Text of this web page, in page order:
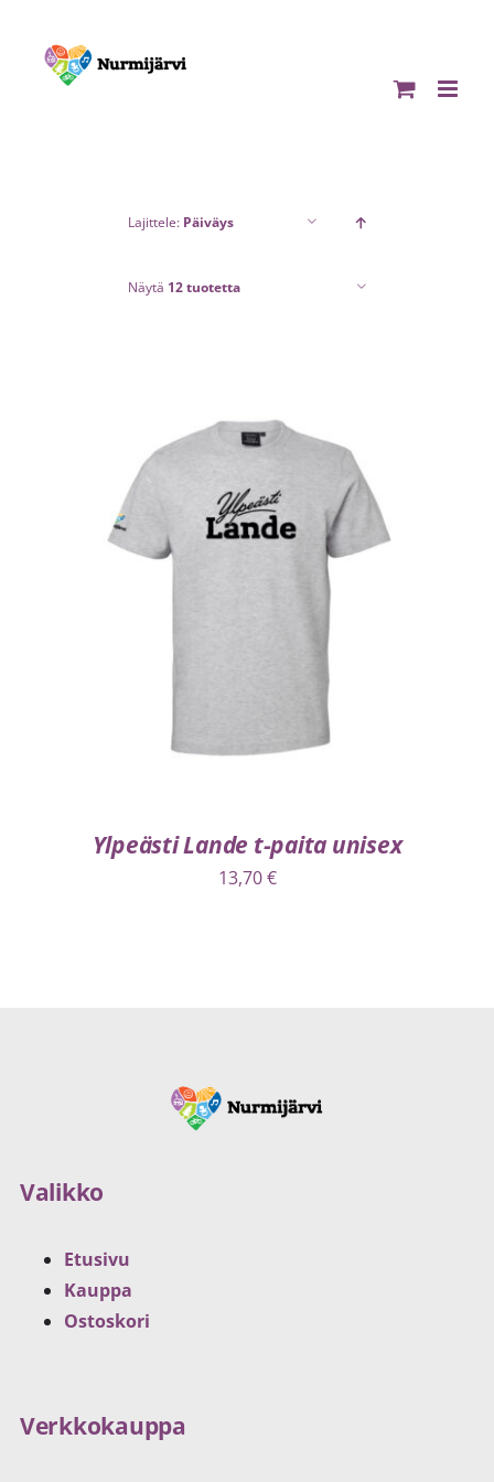
content
Lajittele: Päiväys
Näytä 12 tuotetta
LISÄTIEDOT
Ylpeästi Lande t-paita unisex
13,70€
Valikko
Etusivu
Kauppa
Ostoskori
Verkkokauppa